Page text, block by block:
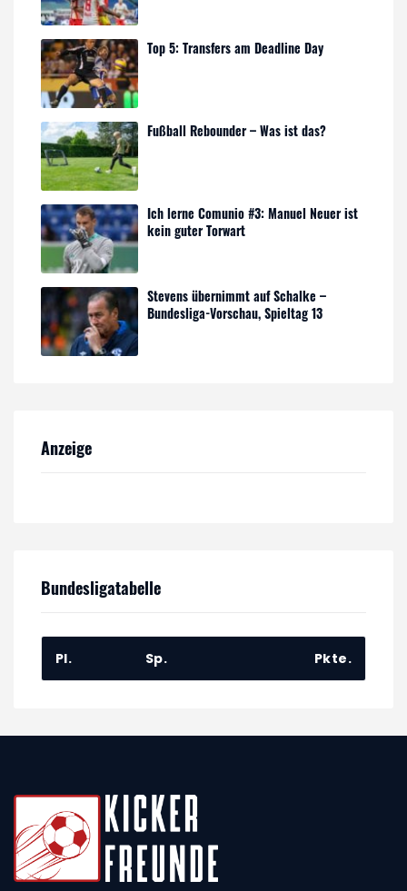
Top 5: Transfers am Deadline Day
Fußball Rebounder – Was ist das?
Ich lerne Comunio #3: Manuel Neuer ist
kein guter Torwart
Stevens übernimmt auf Schalke –
Bundesliga-Vorschau, Spieltag 13
Anzeige
Bundesligatabelle
Pl. Sp. Pkte.